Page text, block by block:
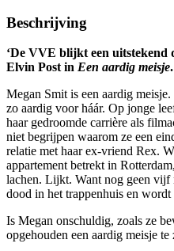
Beschrijving
‘De VVE blijkt een uitstekend
Elvin Post in Een aardig meisje
Megan Smit is een aardig
zo aardig voor háár. Op jonge
haar gedroomde carrière als
niet begrijpen waarom ze een
relatie met haar ex-vriend Rex.
appartement betrekt in
lachen. Lijkt. Want nog geen vijf
dood in het trappenhuis en
Is Megan onschuldig, zoals ze
opgehouden een aardig meisje te